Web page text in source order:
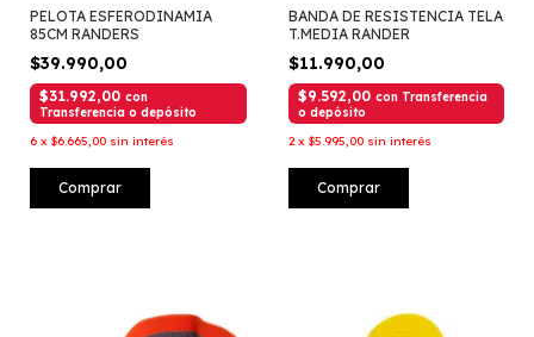
PELOTA ESFERODINAMIA
85CM RANDERS
$39.990,00
$31.992,00 con
Transferencia o depósito
6 x $6.665,00 sin interés
Comprar
BANDA DE RESISTENCIA TELA
T.MEDIA RANDER
$11.990,00
$9.592,00 con Transferencia
o depósito
2 x $5.995,00 sin interés
Comprar